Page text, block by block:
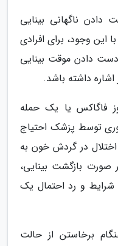
دادن ناگهانی بینایی
وجود، برای افرادی
دست دادن موقت بینایی
داشته باشد.
فاگاکس یا یک حمله
توسط پزشک احتیاج
اختلال در گردش خون به
بازگشت بینایی،
شرایط و رد احتمال یک
برخاستن از حالت